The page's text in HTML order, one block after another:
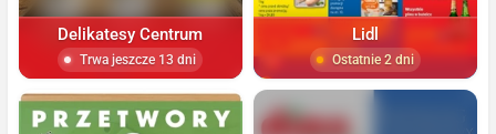
Delikatesy Centrum
Trwa jeszcze 13 dni
Lidl
Ostatnie 2 dni